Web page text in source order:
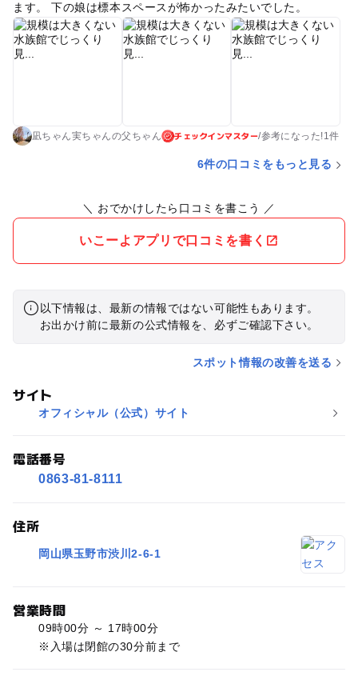
ます。 下の娘は標本スペースが怖かったみたいでした。
凪ちゃん実ちゃんの父ちゃん チェックインマスター/参考に なった!1件
6件の口コミをもっと見る
＼ おでかけしたら口コミを書こう ／
いこーよアプリで口コミを書く
以下情報は、最新の情報ではない可能性もあります。
お出かけ前に最新の公式情報を、必ずご確認下さい。
スポット情報の改善を送る
サイト
オフィシャル（公式）サイト
電話番号
0863-81-8111
住所
岡山県玉野市渋川2-6-1
営業時間
09時00分 ～ 17時00分
※入場は閉館の30分前まで